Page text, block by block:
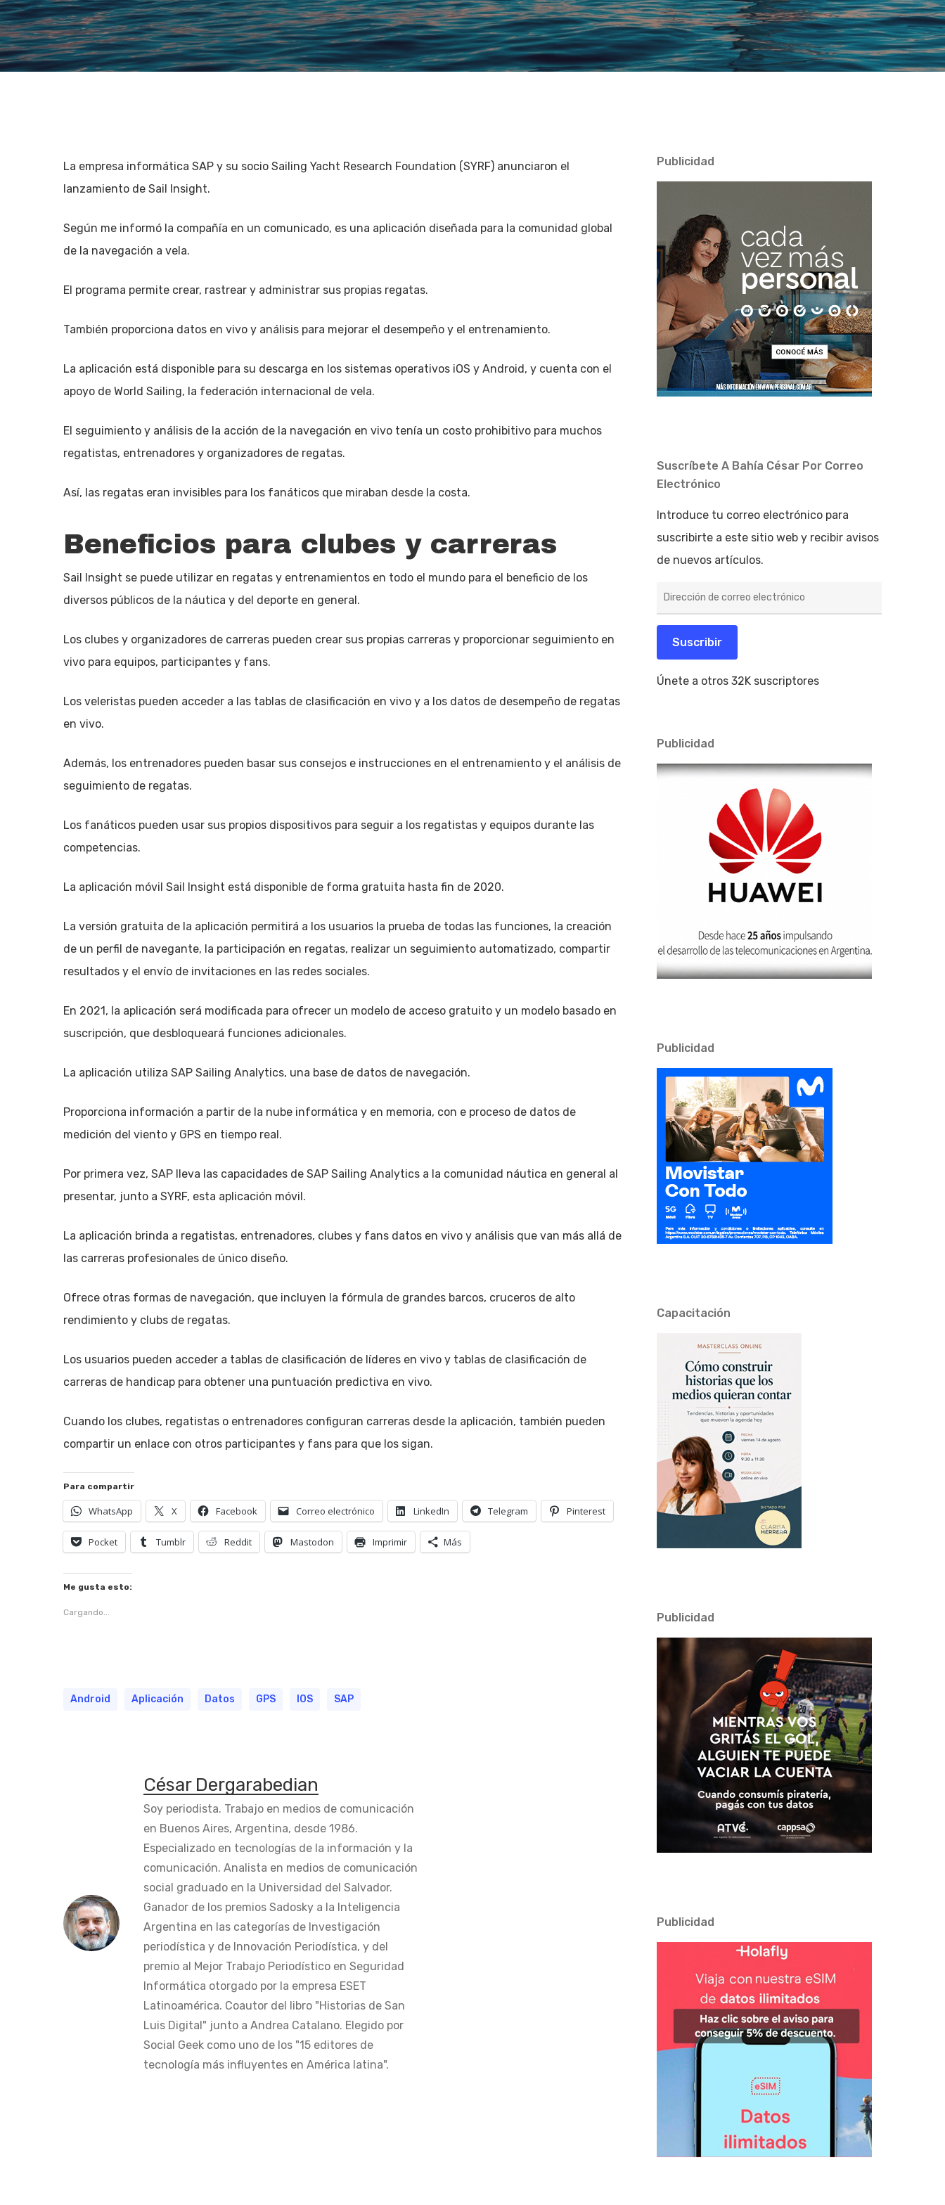
La empresa informática SAP y su socio Sailing Yacht Research Foundation (SYRF) anunciaron el
lanzamiento de Sail Insight.
Según me informó la compañía en un comunicado, es una aplicación diseñada para la comunidad global
de la navegación a vela.
El programa permite crear, rastrear y administrar sus propias regatas.
También proporciona datos en vivo y análisis para mejorar el desempeño y el entrenamiento.
La aplicación está disponible para su descarga en los sistemas operativos iOS y Android, y cuenta con el
apoyo de World Sailing, la federación internacional de vela.
El seguimiento y análisis de la acción de la navegación en vivo tenía un costo prohibitivo para muchos
regatistas, entrenadores y organizadores de regatas.
Así, las regatas eran invisibles para los fanáticos que miraban desde la costa.
Beneficios para clubes y carreras
Sail Insight se puede utilizar en regatas y entrenamientos en todo el mundo para el beneficio de los
diversos públicos de la náutica y del deporte en general.
Los clubes y organizadores de carreras pueden crear sus propias carreras y proporcionar seguimiento en
vivo para equipos, participantes y fans.
Los veleristas pueden acceder a las tablas de clasificación en vivo y a los datos de desempeño de regatas
en vivo.
Además, los entrenadores pueden basar sus consejos e instrucciones en el entrenamiento y el análisis de
seguimiento de regatas.
Los fanáticos pueden usar sus propios dispositivos para seguir a los regatistas y equipos durante las
competencias.
La aplicación móvil Sail Insight está disponible de forma gratuita hasta fin de 2020.
La versión gratuita de la aplicación permitirá a los usuarios la prueba de todas las funciones, la creación
de un perfil de navegante, la participación en regatas, realizar un seguimiento automatizado, compartir
resultados y el envío de invitaciones en las redes sociales.
En 2021, la aplicación será modificada para ofrecer un modelo de acceso gratuito y un modelo basado en
suscripción, que desbloqueará funciones adicionales.
La aplicación utiliza SAP Sailing Analytics, una base de datos de navegación.
Proporciona información a partir de la nube informática y en memoria, con e proceso de datos de
medición del viento y GPS en tiempo real.
Por primera vez, SAP lleva las capacidades de SAP Sailing Analytics a la comunidad náutica en general al
presentar, junto a SYRF, esta aplicación móvil.
La aplicación brinda a regatistas, entrenadores, clubes y fans datos en vivo y análisis que van más allá de
las carreras profesionales de único diseño.
Ofrece otras formas de navegación, que incluyen la fórmula de grandes barcos, cruceros de alto
rendimiento y clubs de regatas.
Los usuarios pueden acceder a tablas de clasificación de líderes en vivo y tablas de clasificación de
carreras de handicap para obtener una puntuación predictiva en vivo.
Cuando los clubes, regatistas o entrenadores configuran carreras desde la aplicación, también pueden
compartir un enlace con otros participantes y fans para que los sigan.
Para compartir
WhatsApp X Facebook Correo electrónico LinkedIn Telegram Pinterest
Pocket Tumblr Reddit Mastodon Imprimir Más
Me gusta esto:
Cargando...
Android Aplicación Datos GPS IOS SAP
César Dergarabedian
Soy periodista. Trabajo en medios de comunicación
en Buenos Aires, Argentina, desde 1986.
Especializado en tecnologías de la información y la
comunicación. Analista en medios de comunicación
social graduado en la Universidad del Salvador.
Ganador de los premios Sadosky a la Inteligencia
Argentina en las categorías de Investigación
periodística y de Innovación Periodística, y del
premio al Mejor Trabajo Periodístico en Seguridad
Informática otorgado por la empresa ESET
Latinoamérica. Coautor del libro "Historias de San
Luis Digital" junto a Andrea Catalano. Elegido por
Social Geek como uno de los "15 editores de
tecnología más influyentes en América latina".
Publicidad
Suscríbete A Bahía César Por Correo
Electrónico
Introduce tu correo electrónico para
suscribirte a este sitio web y recibir avisos
de nuevos artículos.
de
electrónico
Suscribir
Únete a otros 32K suscriptores
Publicidad
Publicidad
Capacitación
Publicidad
Publicidad